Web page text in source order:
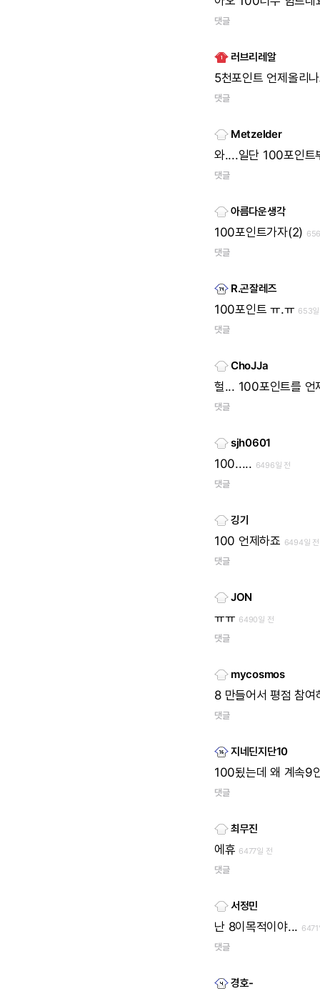
댓글
러브리레알
5천포인트 언제올리
댓글
Metzelder
와....일단 100포인트
댓글
아름다운생각
100포인트가자(2)
댓글
R.곤잘레즈
100포인트 ㅠ.ㅠ 653
댓글
ChoJJa
헐... 100포인트를 언
댓글
sjh0601
100..... 6496일 전
댓글
깅기
100 언제하죠 6494일 전
댓글
JON
ㅠㅠ 6490일 전
댓글
mycosmos
8 만들어서 평점 참여
댓글
지네딘지단10
100됬는데 왜 계속9
댓글
최무진
에휴 6477일 전
댓글
서정민
난 8이목적이야... 6471
댓글
경호-